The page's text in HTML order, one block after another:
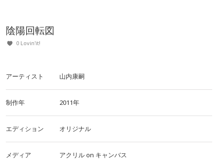
陰陽回転図
0 Lovin'it!
アーティスト 山内康嗣
制作年 2011年
エディション オリジナル
メディア アクリルon キャンバス